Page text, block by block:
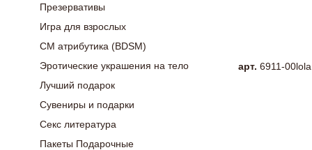
Презервативы
Игра для взрослых
СМ атрибутика (BDSM)
Эротические украшения на тело
Лучший подарок
Сувениры и подарки
Секс литература
Пакеты Подарочные
арт. 6911-00lola